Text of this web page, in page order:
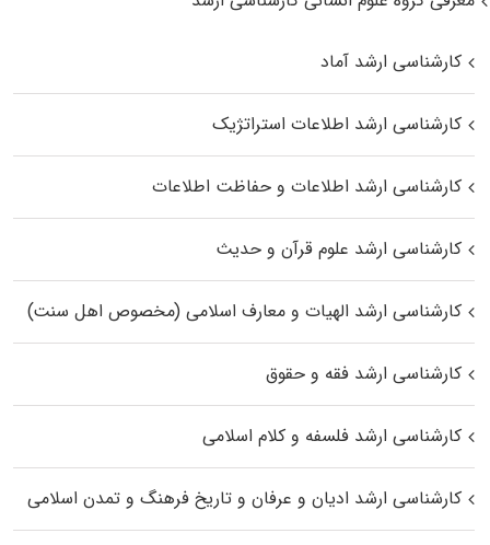
کارشناسی ارشد آماد
کارشناسی ارشد اطلاعات استراتژیک
کارشناسی ارشد اطلاعات و حفاظت اطلاعات
کارشناسی ارشد علوم قرآن و حدیث
کارشناسی ارشد الهیات و معارف اسلامی (مخصوص اهل سنت)
کارشناسی ارشد فقه و حقوق
کارشناسی ارشد فلسفه و کلام اسلامی
کارشناسی ارشد ادیان و عرفان و تاریخ فرهنگ و تمدن اسلامی